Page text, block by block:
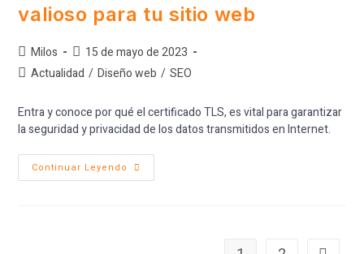
valioso para tu sitio web
Milos
15 de mayo de 2023
Actualidad / Diseño web / SEO
Entra y conoce por qué el certificado TLS, es vital para garantizar
la seguridad y privacidad de los datos transmitidos en Internet.
Continuar Leyendo